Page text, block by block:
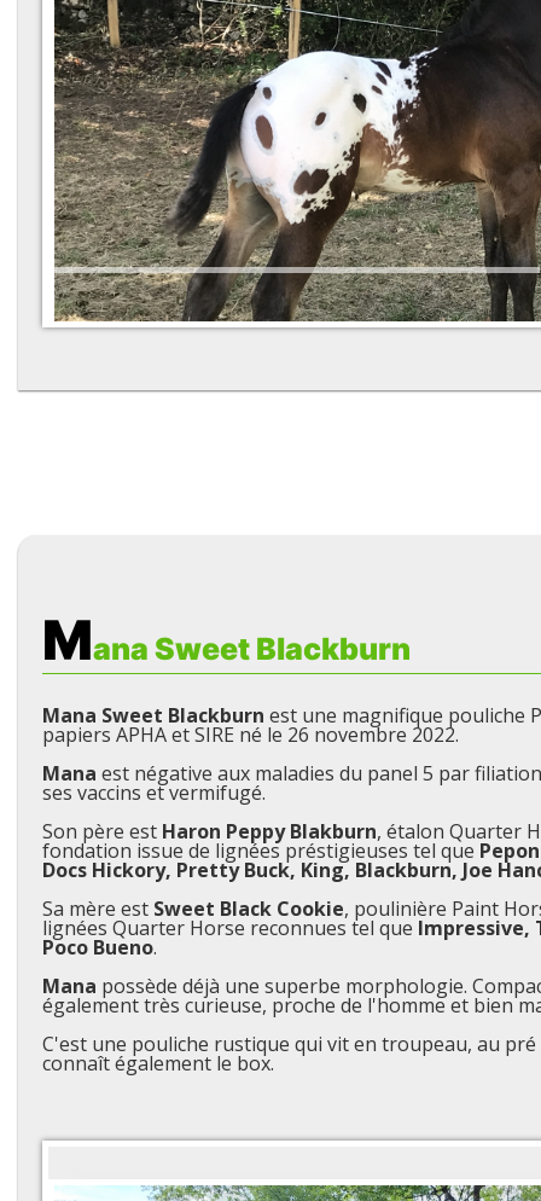
Mana Sweet Blackburn
Mana Sweet Blackburn est une magnifique pouliche
papiers APHA et SIRE né le 26 novembre 2022.
Mana est négative aux maladies du panel 5 par
ses vaccins et vermifugé.
Son père est Haron Peppy Blakburn, étalon Quarter
fondation issue de lignées préstigieuses tel que
Docs Hickory, Pretty Buck, King, Blackburn, Joe
Sa mère est Sweet Black Cookie, poulinière Paint
lignées Quarter Horse reconnues tel que Impressive,
Poco Bueno.
Mana possède déjà une superbe morphologie.
également très curieuse, proche de l'homme et bien
C'est une pouliche rustique qui vit en troupeau, au
connaît également le box.